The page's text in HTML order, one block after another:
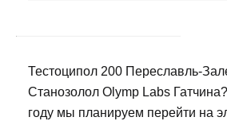
Тестоципол 200 Переславль-
Станозолол Olymp Labs
году мы планируем перейти на